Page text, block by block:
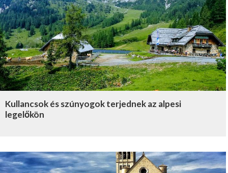
Kullancsok és szúnyogok terjednek az alpesi
legelőkön